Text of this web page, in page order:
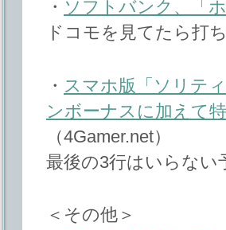
・ ソフトバンク、「
ドコモを見てたら打
・ スマホ版「ソリテ
ンボーナスに加えて
（4Gamer.net）
最後の3行はいらない
＜その他＞